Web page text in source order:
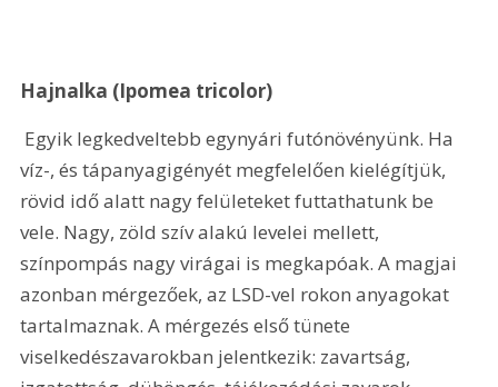
Hajnalka (Ipomea tricolor)
víz-, és tápanyagigényét megfelelően kielégítjük,
rövid idő alatt nagy felületeket futtathatunk be
vele. Nagy, zöld szív alakú levelei mellett,
színpompás nagy virágai is megkapóak. A magjai
azonban mérgezőek, az LSD-vel rokon anyagokat
tartalmaznak. A mérgezés első tünete
viselkedészavarokban jelentkezik: zavartság,